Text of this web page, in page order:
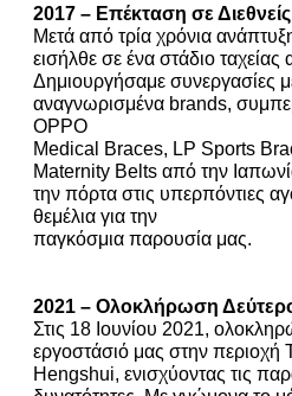
2017 – Επέκταση σε
Μετά από τρία χρόνια
εισήλθε σε ένα στάδιο ταχείας
Δημιουργήσαμε συνεργασίες
αναγνωρισμένα brands,
OPPO
Medical Braces, LP Sports
Maternity Belts από την
την πόρτα στις υπερπόντιες
θεμέλια για την
παγκόσμια παρουσία μας.
2021 – Ολοκλήρωση
Στις 18 Ιουνίου 2021,
εργοστάσιό μας στην
Hengshui, ενισχύοντας τις